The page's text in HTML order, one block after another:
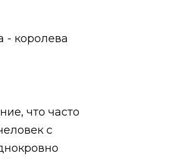
- королева
что часто
с